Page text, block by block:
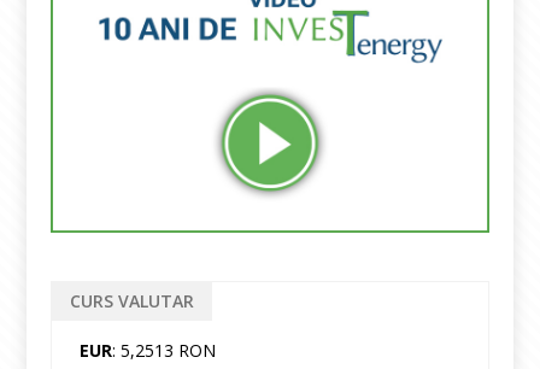
CURS VALUTAR
EUR: 5,2513 RON